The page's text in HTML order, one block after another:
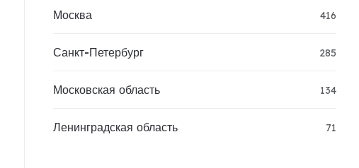
Москва 416
Санкт-Петербург 285
Московская область 134
Ленинградская область 71